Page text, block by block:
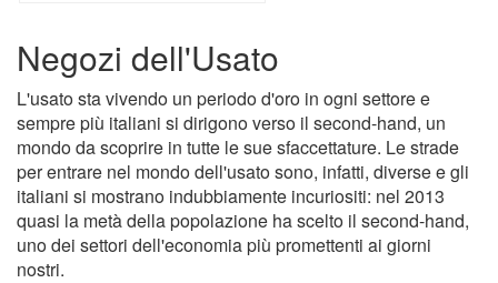
Negozi dell'Usato
L'usato sta vivendo un periodo d'oro in ogni settore e
sempre più italiani si dirigono verso il second-hand, un
mondo da scoprire in tutte le sue sfaccettature. Le strade
per entrare nel mondo dell'usato sono, infatti, diverse e gli
italiani si mostrano indubbiamente incuriositi: nel 2013
quasi la metà della popolazione ha scelto il second-hand,
uno dei settori dell'economia più promettenti ai giorni
nostri.